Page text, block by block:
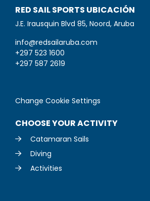
RED SAIL SPORTS UBICACIÓN
J.E. Irausquin Blvd 85, Noord, Aruba
info@redsailaruba.com
+297 523 1600
+297 587 2619
Change Cookie Settings
CHOOSE YOUR ACTIVITY
Catamaran Sails
Diving
Activities